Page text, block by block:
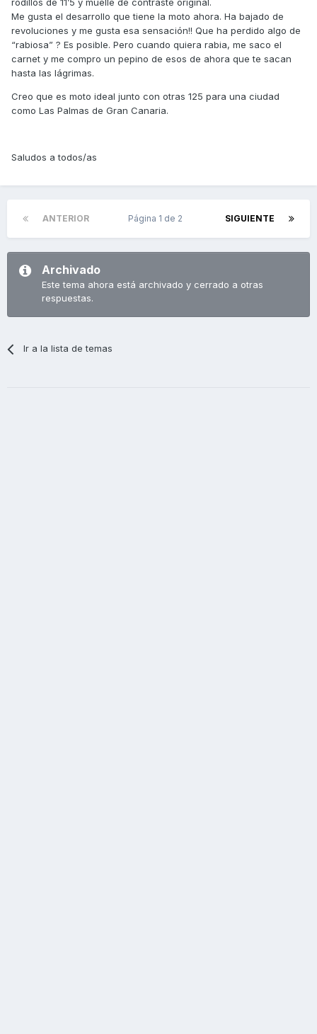
Me gusta el desarrollo que tiene la moto ahora. Ha bajado de
revoluciones y me gusta esa sensación!! Que ha perdido algo de
“rabiosa” ? Es posible. Pero cuando quiera rabia, me saco el
carnet y me compro un pepino de esos de ahora que te sacan
hasta las lágrimas.
Creo que es moto ideal junto con otras 125 para una ciudad
como Las Palmas de Gran Canaria.
Saludos a todos/as
ANTERIOR SIGUIENTE
Página 1 de 2
Archivado
Este tema ahora está archivado y cerrado a otras
respuestas.
Ir a la lista de temas